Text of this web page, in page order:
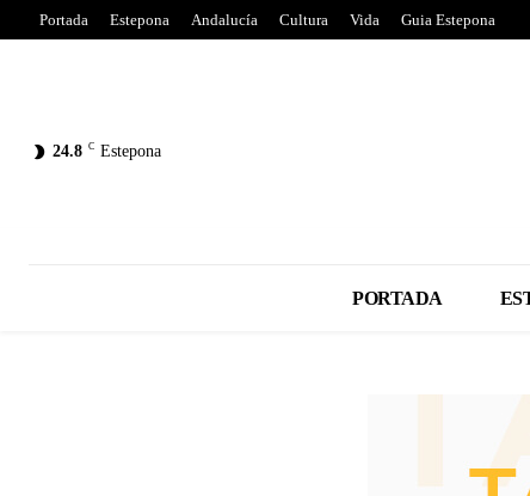
Portada Estepona Andalucía Cultura Vida Guia Estepona
24.8 C Estepona
PORTADA